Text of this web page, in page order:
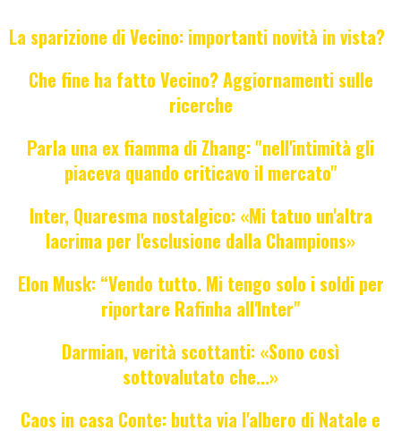
La sparizione di Vecino: importanti novità in vista?
Che fine ha fatto Vecino? Aggiornamenti sulle
ricerche
Parla una ex fiamma di Zhang: "nell'intimità gli
piaceva quando criticavo il mercato"
Inter, Quaresma nostalgico: «Mi tatuo un'altra
lacrima per l'esclusione dalla Champions»
Elon Musk: “Vendo tutto. Mi tengo solo i soldi per
riportare Rafinha all'Inter"
Darmian, verità scottanti: «Sono così
sottovalutato che...»
Caos in casa Conte: butta via l'albero di Natale e